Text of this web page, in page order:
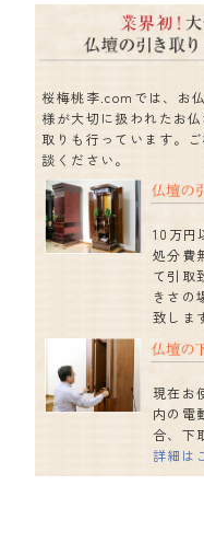
桜梅桃李.comでは、お
様が大切に扱われたお
取りも行っています。
談ください。
10万円
処分費
て引取
きさの
致しま
現在お
内の電
合、下
詳細は